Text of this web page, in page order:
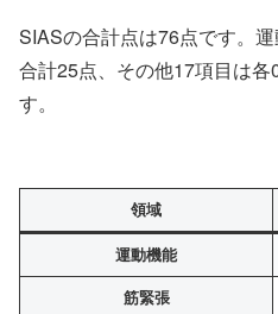
SIASの合計点は76点です。
合計25点、その他17項目は
す。
領域
運動機能
筋緊張